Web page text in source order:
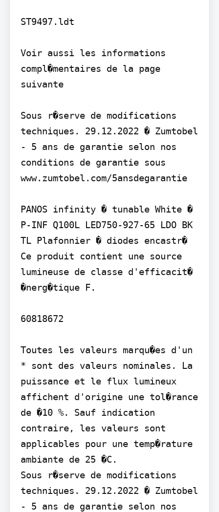
ST9497.ldt
Voir aussi les informations
compl�mentaires de la page
suivante
Sous r�serve de modifications
techniques. 29.12.2022 � Zumtobel
- 5 ans de garantie selon nos
conditions de garantie sous
www.zumtobel.com/5ansdegarantie
PANOS infinity � tunable White �
P-INF Q100L LED750-927-65 LDO BK
TL Plafonnier � diodes encastr�
Ce produit contient une source
lumineuse de classe d'efficacit�
�nerg�tique F.
60818672
Toutes les valeurs marqu�es d'un
* sont des valeurs nominales. La
puissance et le flux lumineux
affichent d'origine une tol�rance
de �10 %. Sauf indication
contraire, les valeurs sont
applicables pour une temp�rature
ambiante de 25 �C.
Sous r�serve de modifications
techniques. 29.12.2022 � Zumtobel
- 5 ans de garantie selon nos